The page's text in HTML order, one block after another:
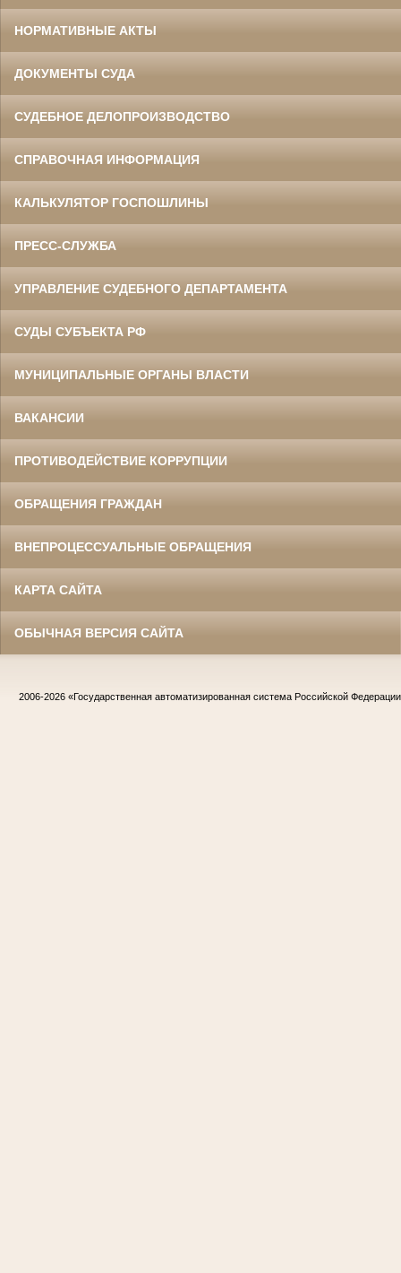
НОРМАТИВНЫЕ АКТЫ
ДОКУМЕНТЫ СУДА
СУДЕБНОЕ ДЕЛОПРОИЗВОДСТВО
СПРАВОЧНАЯ ИНФОРМАЦИЯ
КАЛЬКУЛЯТОР ГОСПОШЛИНЫ
ПРЕСС-СЛУЖБА
УПРАВЛЕНИЕ СУДЕБНОГО ДЕПАРТАМЕНТА
СУДЫ СУБЪЕКТА РФ
МУНИЦИПАЛЬНЫЕ ОРГАНЫ ВЛАСТИ
ВАКАНСИИ
ПРОТИВОДЕЙСТВИЕ КОРРУПЦИИ
ОБРАЩЕНИЯ ГРАЖДАН
ВНЕПРОЦЕССУАЛЬНЫЕ ОБРАЩЕНИЯ
КАРТА САЙТА
ОБЫЧНАЯ ВЕРСИЯ САЙТА
2006-2026 «Государственная автоматизированная система Российской